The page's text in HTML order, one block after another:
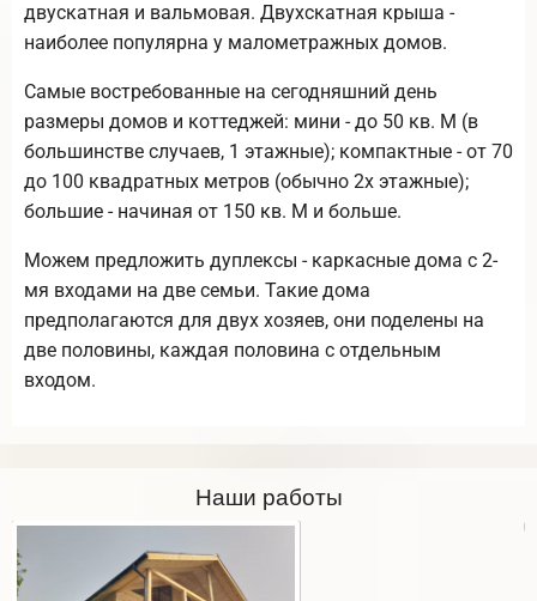
двускатная и вальмовая. Двухскатная крыша -
наиболее популярна у малометражных домов.
Самые востребованные на сегодняшний день
размеры домов и коттеджей: мини - до 50 кв. М (в
большинстве случаев, 1 этажные); компактные - от 70
до 100 квадратных метров (обычно 2х этажные);
большие - начиная от 150 кв. М и больше.
Можем предложить дуплексы - каркасные дома с 2-
мя входами на две семьи. Такие дома
предполагаются для двух хозяев, они поделены на
две половины, каждая половина с отдельным
входом.
Наши работы